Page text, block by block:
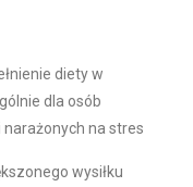
diety w
dla osób
na stres
wysiłku